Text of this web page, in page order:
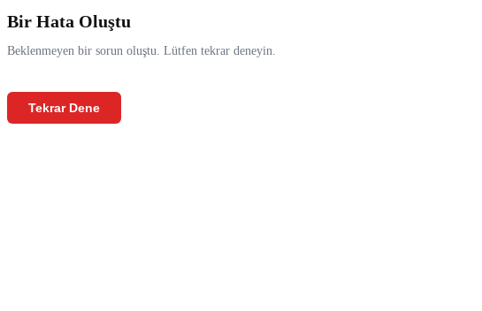
Bir Hata Oluştu
Beklenmeyen bir sorun oluştu. Lütfen tekrar deneyin.
Tekrar Dene